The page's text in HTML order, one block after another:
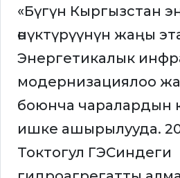
«Бүгүн Кыргызстан
өнүктүрүүнүн жаңы
Энергетикалык
модернизациялоо
боюнча чаралардын
ишке ашырылууда.
Токтогул ГЭСиндеги